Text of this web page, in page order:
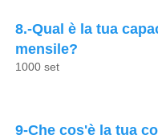
8.-Qual è la tua
mensile?
1000 set
9-Che cos'è la tua